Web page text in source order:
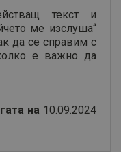
текст и
ме изслуша“
да се справим с
е важно да
на 10.09.2024